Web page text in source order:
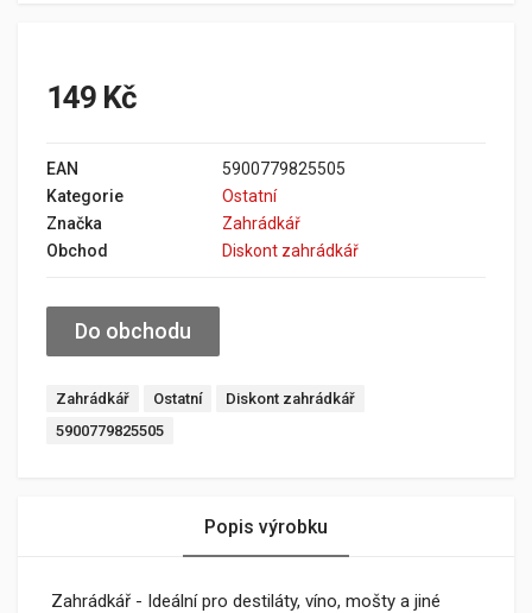
149 Kč
EAN
5900779825505
Kategorie
Ostatní
Značka
Zahrádkář
Obchod
Diskont zahrádkář
Do obchodu
Zahrádkář Ostatní
Diskont zahrádkář
5900779825505
Popis výrobku
Zahrádkář - Ideální pro destiláty, víno, mošty a jiné